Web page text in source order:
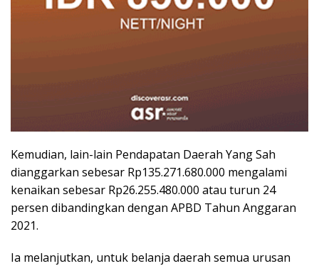
Kemudian, lain-lain Pendapatan Daerah Yang Sah
dianggarkan sebesar Rp135.271.680.000 mengalami
kenaikan sebesar Rp26.255.480.000 atau turun 24
persen dibandingkan dengan APBD Tahun Anggaran
2021.
Ia melanjutkan, untuk belanja daerah semua urusan